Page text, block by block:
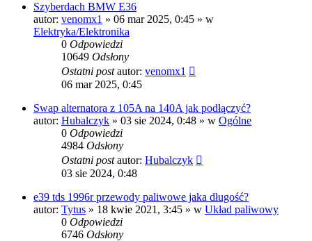
Szyberdach BMW E36
autor: venomx1 » 06 mar 2025, 0:45 » w
Elektryka/Elektronika
0 Odpowiedzi
10649 Odsłony
Ostatni postautor: venomx1
06 mar 2025, 0:45
Swap alternatora z 105A na 140A jak podłączyć?
autor: Hubalczyk » 03 sie 2024, 0:48 » w Ogólne
0 Odpowiedzi
4984 Odsłony
Ostatni postautor: Hubalczyk
03 sie 2024, 0:48
e39 tds 1996r przewody paliwowe jaka długość?
autor: Tytus » 18 kwie 2021, 3:45 » w Układ paliwowy
0 Odpowiedzi
6746 Odsłony